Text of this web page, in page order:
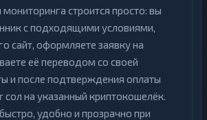
строится просто: вы
с подходящими условиями,
сайт, оформляете заявку на
её переводом со своей
и после подтверждения оплаты
сол на указанный криптокошелёк.
удобно и прозрачно при